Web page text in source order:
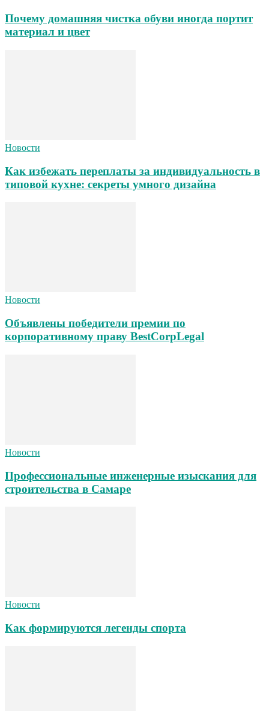
Почему домашняя чистка обуви иногда портит
материал и цвет
Новости
Как избежать переплаты за индивидуальность в
типовой кухне: секреты умного дизайна
Новости
Объявлены победители премии по
корпоративному праву BestCorpLegal
Новости
Профессиональные инженерные изыскания для
строительства в Самаре
Новости
Как формируются легенды спорта